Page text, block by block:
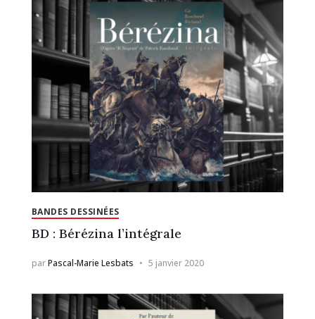
BANDES DESSINÉES
BD : Bérézina l’intégrale
parPascal-Marie Lesbats 5 janvier 2020